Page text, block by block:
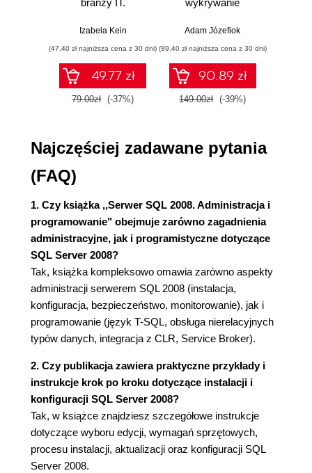
DTA (46)
Przykładowa baza danych AdventureWorks
2008 (47)
Program SQLCMD (48)
Visual Studio 2008 (48)
Rozdział 2. Scentralizowana administracja (51)
Tworzenie serwera konfiguracji (52)
(55)
serwerami na grupie serwerów (55)
Serwer konfiguracji a bezpieczeństwo (56)
Polityki zarządzania serwerem (56)
Architektura systemu (56)
Skalowalność systemu (60)
Korzystanie z polityk zarządzania serwerem
zainstalowanych w systemie (60)
Tworzenie własnych polityk i warunków w
konsoli SSMS (68)
Programowe użycie i kontrolowanie polityk
(73)
PowerShell (77)
Nawigacja po obiektach serwera SQL (79)
Typowe zadania administracyjne w
PowerShell (81)
Zadania usługi Agent (85)
branży IT.
przykłady i
Izabela Kein
(47,40 zł najniższa cena z 30 dni)
49.77 zł
79.00zł (-37%)
wykrywanie
Adam Józefiok
(89,40 zł najniższa cena z 30 dni)
90.89 zł
149.00zł (-39%)
Najczęściej zadawane pytania
(FAQ)
1. Czy książka ,,Serwer SQL 2008. Administracja i
programowanie" obejmuje zarówno zagadnienia
administracyjne, jak i programistyczne dotyczące
SQL Server 2008?
Tak, książka kompleksowo omawia zarówno aspekty
administracji serwerem SQL 2008 (instalacja,
konfiguracja, bezpieczeństwo, monitorowanie), jak i
programowanie (język T-SQL, obsługa nierelacyjnych
typów danych, integracja z CLR, Service Broker).
2. Czy publikacja zawiera praktyczne przykłady i
instrukcje krok po kroku dotyczące instalacji i
konfiguracji SQL Server 2008?
Tak, w książce znajdziesz szczegółowe instrukcje
dotyczące wyboru edycji, wymagań sprzętowych,
procesu instalacji, aktualizacji oraz konfiguracji SQL
Server 2008.